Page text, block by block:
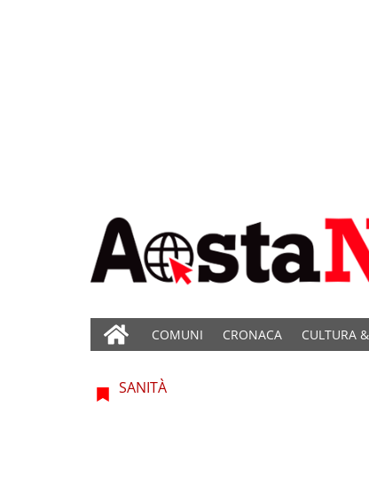
COMUNI CRONACA CULTURA
SANITÀ